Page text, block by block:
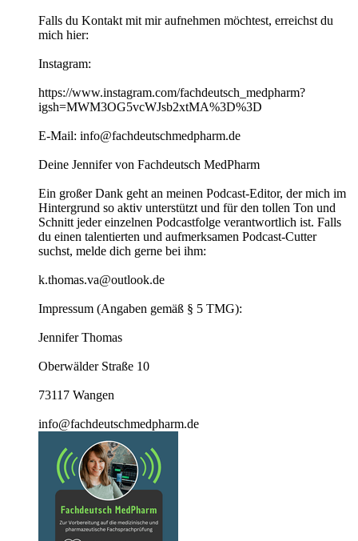
Falls du Kontakt mit mir aufnehmen möchtest, erreichst du
mich hier:
Instagram:
https://www.instagram.com/fachdeutsch_medpharm?
igsh=MWM3OG5vcWJsb2xtMA%3D%3D
E-Mail: info@fachdeutschmedpharm.de
Deine Jennifer von Fachdeutsch MedPharm
Ein großer Dank geht an meinen Podcast-Editor, der mich im
Hintergrund so aktiv unterstützt und für den tollen Ton und
Schnitt jeder einzelnen Podcastfolge verantwortlich ist. Falls
du einen talentierten und aufmerksamen Podcast-Cutter
suchst, melde dich gerne bei ihm:
k.thomas.va@outlook.de
Impressum (Angaben gemäß § 5 TMG):
Jennifer Thomas
Oberwälder Straße 10
73117 Wangen
info@fachdeutschmedpharm.de